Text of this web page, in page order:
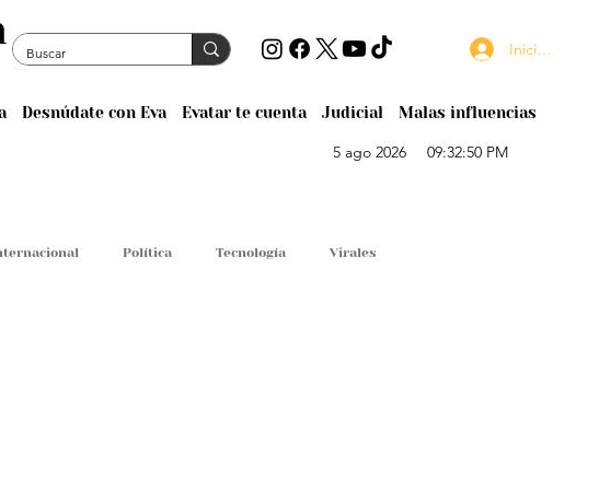
Desnúdate con Eva Evatar te cuenta Judicial Malas influencias
Iniciar sesión
5 ago 2026 09:32:50 PM
Política Tecnología Virales